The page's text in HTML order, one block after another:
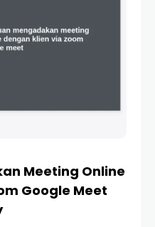
Meeting Online
Google Meet